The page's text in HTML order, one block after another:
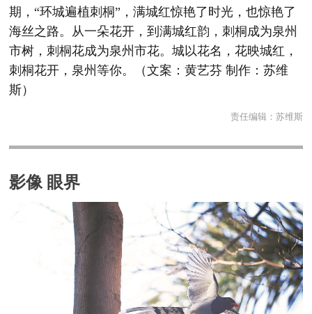
期，“环城遍植刺桐”，满城红惊艳了时光，也惊艳了
海丝之路。从一朵花开，到满城红韵，刺桐成为泉州
市树，刺桐花成为泉州市花。城以花名，花映城红，
刺桐花开，泉州等你。（文案：黄艺芬 制作：苏维
斯）
责任编辑： 苏维斯
影像 眼界